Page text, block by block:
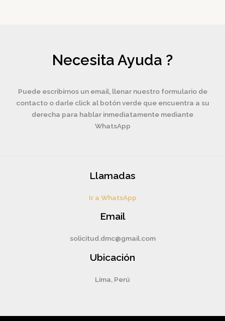
Necesita Ayuda ?
Puede escribirnos un email, llenar nuestro formulario de
contacto o darle click al botón verde que encuentra a su
derecha para hablar inmediatamente mediante
WhatsApp
Llamadas
Ir a WhatsApp
Email
solicitud.dmc@gmail.com
Ubicación
Lima, Perú